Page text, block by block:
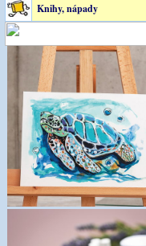
Knihy, nápady